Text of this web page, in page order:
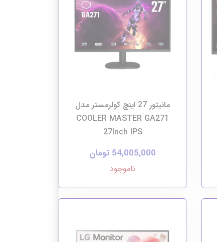
مانیتور 27 اینچ کولرمستر مدل
COOLER MASTER GA271
27Inch IPS
54,005,000 تومان
ناموجود